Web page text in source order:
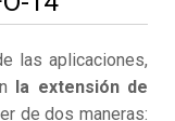
las aplicaciones,
la extensión de
de dos maneras: